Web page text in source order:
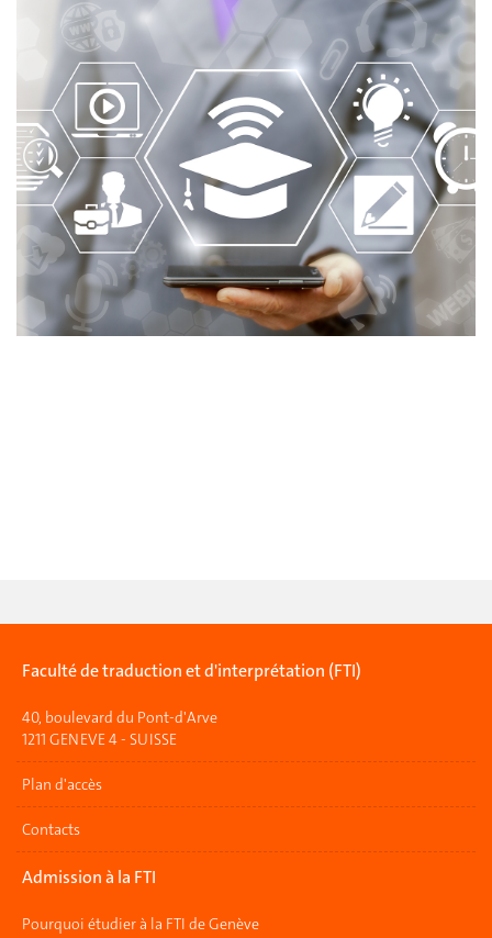
Faculté de traduction et d'interprétation (FTI)
40, boulevard du Pont-d'Arve
1211 GENEVE 4 - SUISSE
Plan d'accès
Contacts
Admission à la FTI
Pourquoi étudier à la FTI de Genève